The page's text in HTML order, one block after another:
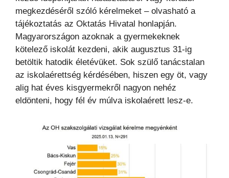
megkezdéséről szóló kérelmeket – olvasható a
tájékoztatás az Oktatás Hivatal honlapján.
Magyarországon azoknak a gyermekeknek
kötelező iskolát kezdeni, akik augusztus 31-ig
betöltik hatodik életévüket. Sok szülő tanácstalan
az iskolaérettség kérdésében, hiszen egy öt, vagy
alig hat éves kisgyermekről nagyon nehéz
eldönteni, hogy fél év múlva iskolaérett lesz-e.